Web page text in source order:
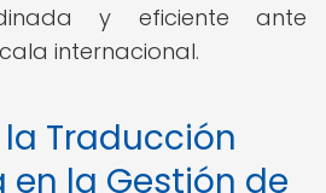
y eficiente ante
internacional.
la Traducción
la Gestión de